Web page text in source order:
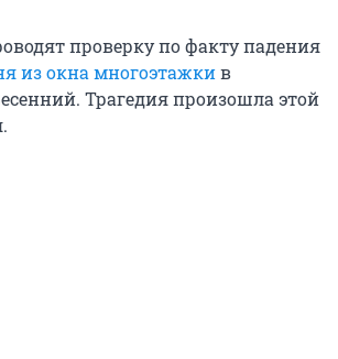
проверку по факту падения
из окна многоэтажкив
Трагедия произошла этой